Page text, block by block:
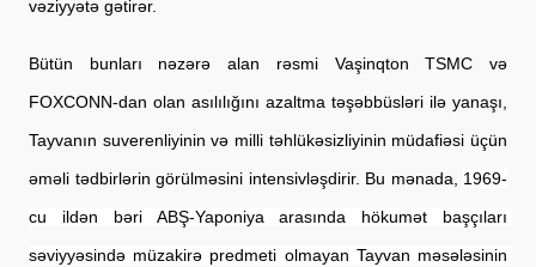
vəziyyətə gətirər.
Bütün bunları nəzərə alan rəsmi Vaşinqton TSMC və
FOXCONN-dan olan asılılığını azaltma təşəbbüsləri ilə yanaşı,
Tayvanın suverenliyinin və milli təhlükəsizliyinin müdafiəsi üçün
əməli tədbirlərin görülməsini intensivləşdirir. Bu mənada, 1969-
cu ildən bəri ABŞ-Yaponiya arasında hökumət başçıları
səviyyəsində müzakirə predmeti olmayan Tayvan məsələsinin